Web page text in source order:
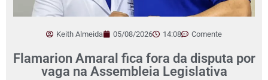
Keith Almeida 05/08/2026 14:08 Comente
Flamarion Amaral fica fora da disputa por
vaga na Assembleia Legislativa